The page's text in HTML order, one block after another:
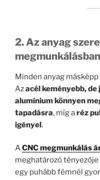
2. Az anyag
megmunkálásban
Minden anyag
Azacél keményebb,
alumínium könnyen
tapadásra, míg aréz
igényel.
ACNC megmunkálás
meghatározó tényezője
egy puhább fémnél